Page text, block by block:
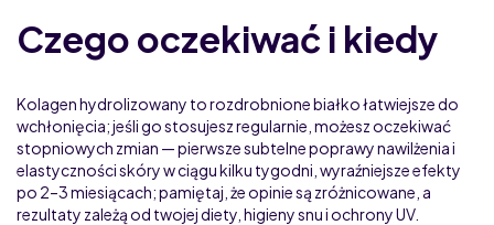
Czego oczekiwać i kiedy
Kolagen hydrolizowany to rozdrobnione białko łatwiejsze do
wchłonięcia; jeśli go stosujesz regularnie, możesz oczekiwać
stopniowych zmian — pierwsze subtelne poprawy nawilżenia i
elastyczności skóry w ciągu kilku tygodni, wyraźniejsze efekty
po 2–3 miesiącach; pamiętaj, że opinie są zróżnicowane, a
rezultaty zależą od twojej diety, higieny snu i ochrony UV.